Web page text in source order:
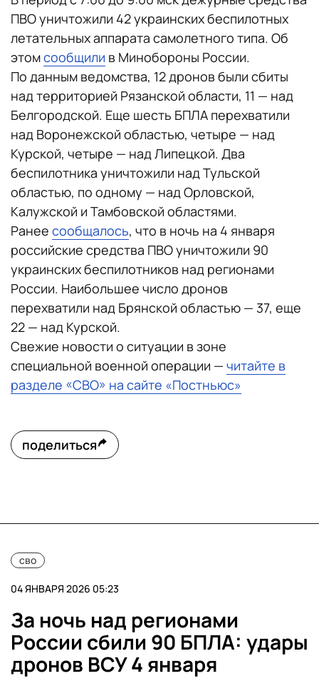
ПВО уничтожили 42 украинских беспилотных
летательных аппарата самолетного типа. Об
этомсообщили в Минобороны России.
По данным ведомства, 12 дронов были сбиты
над территорией Рязанской области, 11 — над
Белгородской. Еще шесть БПЛА перехватили
над Воронежской областью, четыре — над
Курской, четыре — над Липецкой. Два
беспилотника уничтожили над Тульской
областью, по одному — над Орловской,
Калужской и Тамбовской областями.
Ранее сообщалось, что в ночь на 4 января
российские средства ПВО уничтожили 90
украинских беспилотников над регионами
России. Наибольшее число дронов
перехватили над Брянской областью — 37, еще
22 — над Курской.
Свежие новости о ситуации в зоне
специальной военной операции — читайте в
разделе «СВО» на сайте «Постньюс»
поделиться
сво
04 ЯНВАРЯ 2026 05:23
За ночь над регионами
России сбили 90 БПЛА: удары
дронов ВСУ 4 января